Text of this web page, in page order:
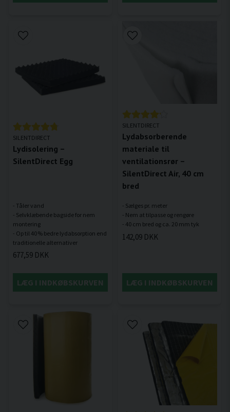
SILENTDIRECT
Lydisolering –
SilentDirect Egg
- Tåler vand
- Selvklæbende bagside for nem
montering
- Op til 40 % bedre lydabsorption end
677,59 DKK
LÆG I INDKØBSKURVEN
SILENTDIRECT
Lydabsorberende
materiale til
ventilationsrør –
SilentDirect Air, 40 cm
bred
- Sælges pr. meter
- Nem at tilpasse og rengøre
142,09 DKK
LÆG I INDKØBSKURVEN